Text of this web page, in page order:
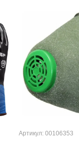
Артикул: 00106353